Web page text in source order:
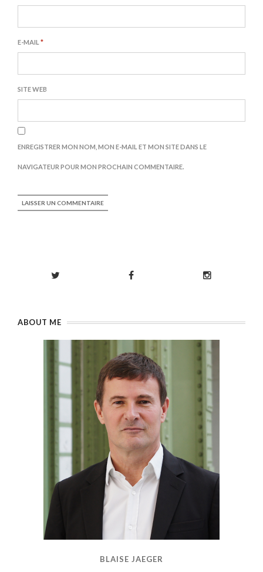
E-MAIL *
SITE WEB
ENREGISTRER MON NOM, MON E-MAIL ET MON SITE DANS LE
NAVIGATEUR POUR MON PROCHAIN COMMENTAIRE.
ABOUT ME
BLAISE JAEGER